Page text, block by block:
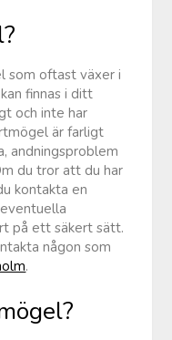
som oftast växer i
finnas i ditt
och inte har
är farligt
andningsproblem
du tror att du har
kontakta en
på ett säkert sätt.
någon som
.